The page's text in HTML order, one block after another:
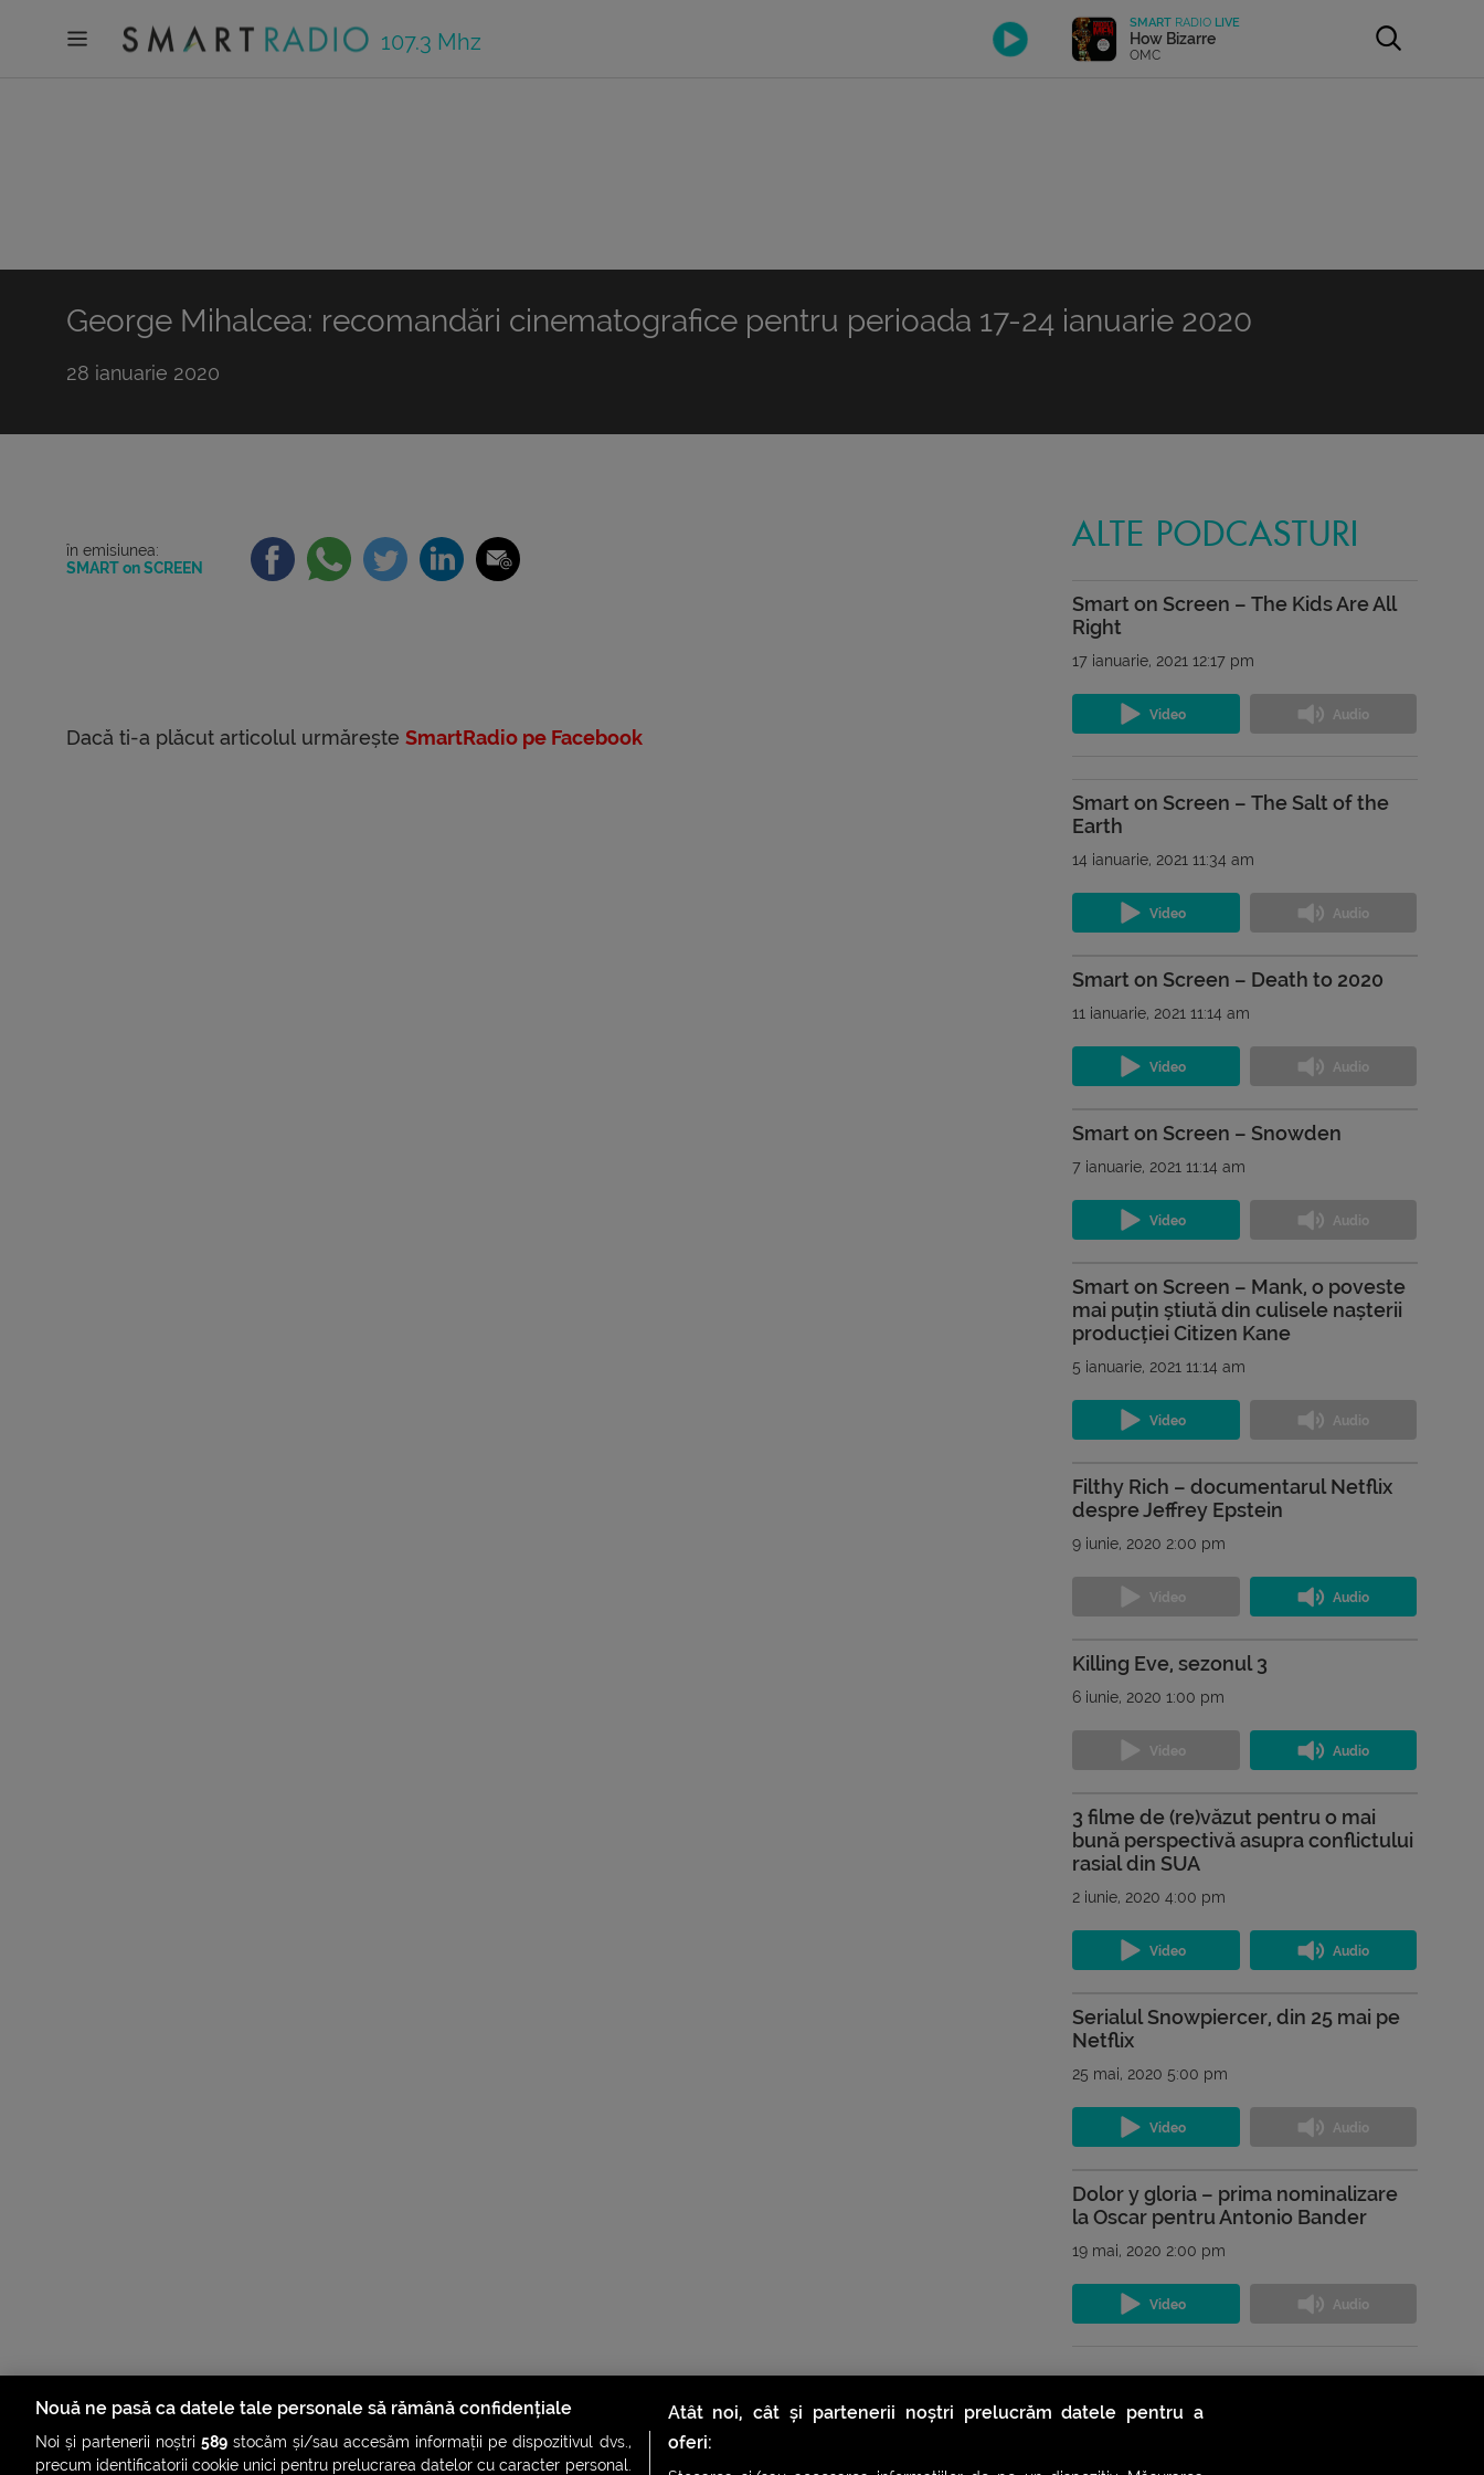
107.3 Mhz
SMART RADIO LIVE
How Bizarre
OMC
George Mihalcea: recomandări cinematografice pentru perioada 17-24 ianuarie 2020
28 ianuarie 2020
în emisiunea:
SMART on SCREEN
Dacă ti-a plăcut articolul urmărește SmartRadio pe Facebook
ALTE PODCASTURI
Smart on Screen – The Kids Are All
Right
17 ianuarie, 2021 12:17 pm
Smart on Screen – The Salt of the
Earth
14 ianuarie, 2021 11:34 am
Smart on Screen – Death to 2020
11 ianuarie, 2021 11:14 am
Smart on Screen – Snowden
7 ianuarie, 2021 11:14 am
Smart on Screen – Mank, o poveste
mai puțin știută din culisele nașterii
producției Citizen Kane
5 ianuarie, 2021 11:14 am
Filthy Rich – documentarul Netflix
despre Jeffrey Epstein
9 iunie, 2020 2:00 pm
Killing Eve, sezonul 3
6 iunie, 2020 1:00 pm
3 filme de (re)văzut pentru o mai
bună perspectivă asupra conflictului
rasial din SUA
2 iunie, 2020 4:00 pm
Serialul Snowpiercer, din 25 mai pe
Netflix
25 mai, 2020 5:00 pm
Dolor y gloria – prima nominalizare
la Oscar pentru Antonio Bander
19 mai, 2020 2:00 pm
Vezi toate podcasturile
Nouă ne pasă ca datele tale personale să rămână confidențiale
Noi și partenerii noștri589 stocăm și/sau accesăm informații pe dispozitivul dvs.,
precum identificatorii cookie unici pentru prelucrarea datelor cu caracter personal.
Atât noi, cât și partenerii noștri prelucrăm datele pentru a
oferi: